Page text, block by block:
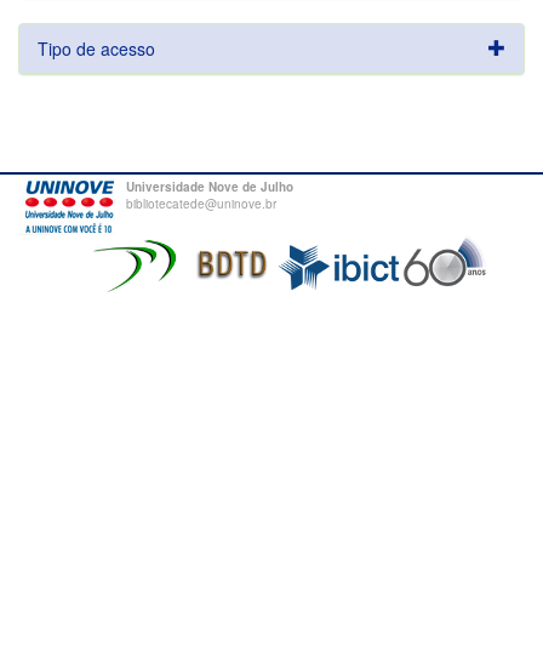
Tipo de acesso
Universidade Nove de Julho
bibliotecatede@uninove.br